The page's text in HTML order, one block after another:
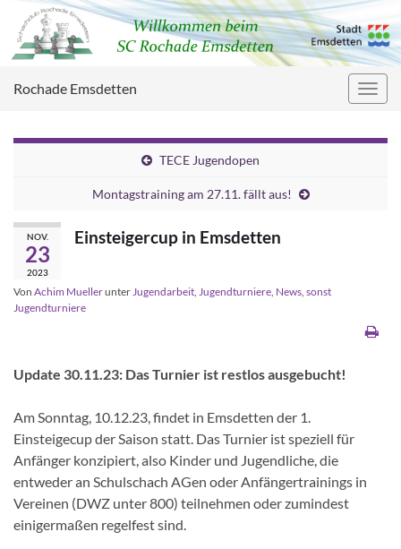
Rochade Emsdetten
TECE Jugendopen
Montagstraining am 27.11. fällt aus!
NOV.
23
2023
Einsteigercup in Emsdetten
Von Achim Muellerunter Jugendarbeit Jugendturniere News sonst
Jugendturniere
Update 30.11.23: Das Turnier ist restlos ausgebucht!
Am Sonntag, 10.12.23, findet in Emsdetten der 1.
Einsteigecup der Saison statt. Das Turnier ist speziell für
Anfänger konzipiert, also Kinder und Jugendliche, die
entweder an Schulschach AGen oder Anfängertrainings in
Vereinen (DWZ unter 800) teilnehmen oder zumindest
einigermaßen regelfest sind.